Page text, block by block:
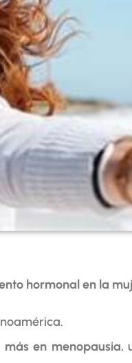
hormonal en la
en menopausia,